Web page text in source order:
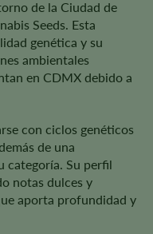
de la Ciudad de
Seeds. Esta
genética y su
ambientales
en CDMX debido a
con ciclos genéticos
de una
categoría. Su perfil
notas dulces y
aporta profundidad y